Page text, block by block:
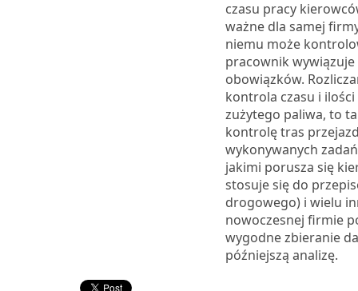
czasu pracy
ważne dla samej
niemu może
pracownik wywiązuje
obowiązków.
kontrola czasu i
zużytego paliwa, to
kontrolę tras
wykonywanych
jakimi porusza się
stosuje się do
drogowego) i wielu
nowoczesnej firmie
wygodne zbieranie
późniejszą analizę.